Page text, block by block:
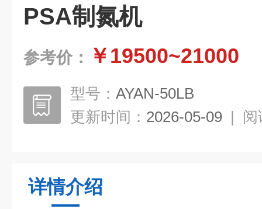
PSA制氮机
参考价： ￥19500~21000
型号： AYAN-50LB
更新时间： 2026-05-09 | 阅
详情介绍